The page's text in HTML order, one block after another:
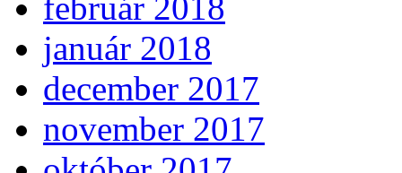
január 2018
december 2017
november 2017